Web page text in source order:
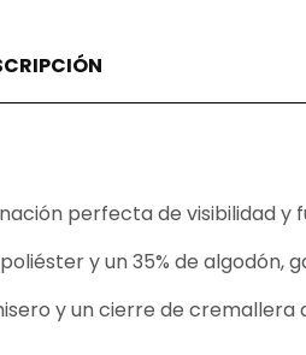
perfecta de visibilidad y
y un 35% de algodón,
y un cierre de